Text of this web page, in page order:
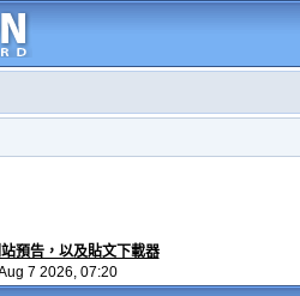
預告，以及貼文下載器
7 2026, 07:20